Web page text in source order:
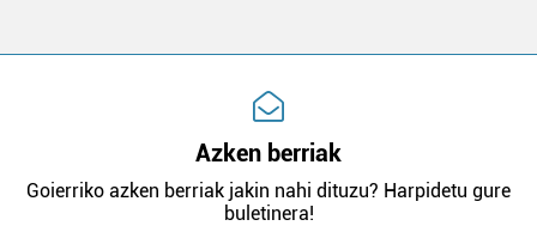
Azken berriak
Goierriko azken berriak jakin nahi dituzu? Harpidetu gure
buletinera!